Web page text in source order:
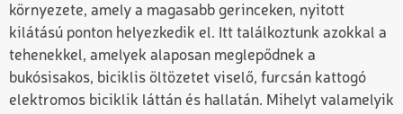
környezete, amely a magasabb gerinceken, nyitott
kilátású ponton helyezkedik el. Itt találkoztunk azokkal a
tehenekkel, amelyek alaposan meglepődnek a
bukósisakos, biciklis öltözetet viselő, furcsán kattogó
elektromos biciklik láttán és hallatán. Mihelyt valamelyik